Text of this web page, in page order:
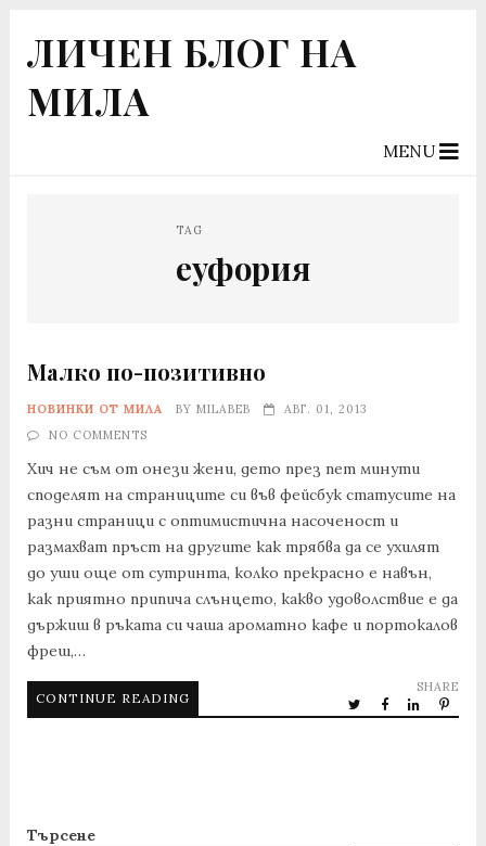
ЛИЧЕН БЛОГ НА
МИЛА
MENU
TAG
еуфория
Малко по-позитивно
НОВИНКИ ОТ МИЛА BY MILABEB
АВГ. 01, 2013
NO COMMENTS
Хич не съм от онези жени, дето през пет минути
споделят на страниците си във фейсбук статусите на
разни страници с оптимистична насоченост и
размахват пръст на другите как трябва да се ухилят
до уши още от сутринта, колко прекрасно е навън,
как приятно припича слънцето, какво удоволствие е да
държиш в ръката си чаша ароматно кафе и портокалов
фреш,…
CONTINUE READING
SHARE
Търсене